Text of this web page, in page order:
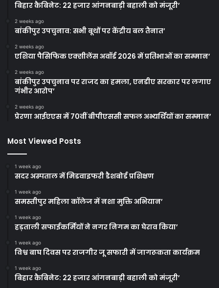
बिहार कैबिनेट: 22 हजार आंगनबाड़ी बहाली को मंजूरी’
2 weeks ago
बांकीपुर उपचुनाव: सभी बूथों पर केंद्रीय बल तैनात’
2 weeks ago
एशिया पैसिफिक एक्सीलेंस अवॉर्ड 2026 में प्रतिभाओं का सम्मान’
2 weeks ago
बांकीपुर उपचुनाव पर राजद का हमला, एनडीए सरकार पर लगाए
गंभीर आरोप’
2 weeks ago
प्रेरणा आईएएस में 70वीं बीपीएससी सफल अभ्यर्थियों का सम्मान’
Most Viewed Posts
1 week ago
सदर अस्पताल में मिडवाइफरी डैशबोर्ड प्रशिक्षण
1 week ago
समस्तीपुर महिला कॉलेज में नशा मुक्ति अभियान’
1 week ago
हड़ताली सफाईकर्मियों ने नगर निगम का घेराव किया’
1 week ago
विश्व बाघ दिवस पर राजगीर जू सफारी में जागरूकता कार्यक्रम
1 week ago
बिहार कैबिनेट: 22 हजार आंगनबाड़ी बहाली को मंजूरी’